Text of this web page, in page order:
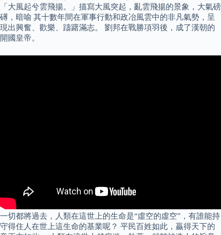
「大風起兮雲飛揚。」描寫大風突起，亂雲飛揚的景象，大氣磅
礡，暗喻 其十數年間在軍事行動和政冶風雲中的非凡氣勢，呈
現出興奮、歡樂、躊躇滿志。 劉邦在戰勝項羽後，成了漢朝的
開國皇帝。
一切都將過去，人類在這世上的生命是“虛空的虛空”，有誰能持
守得住人在世上這生命的基業呢？ 平民百姓如此，贏得天下的